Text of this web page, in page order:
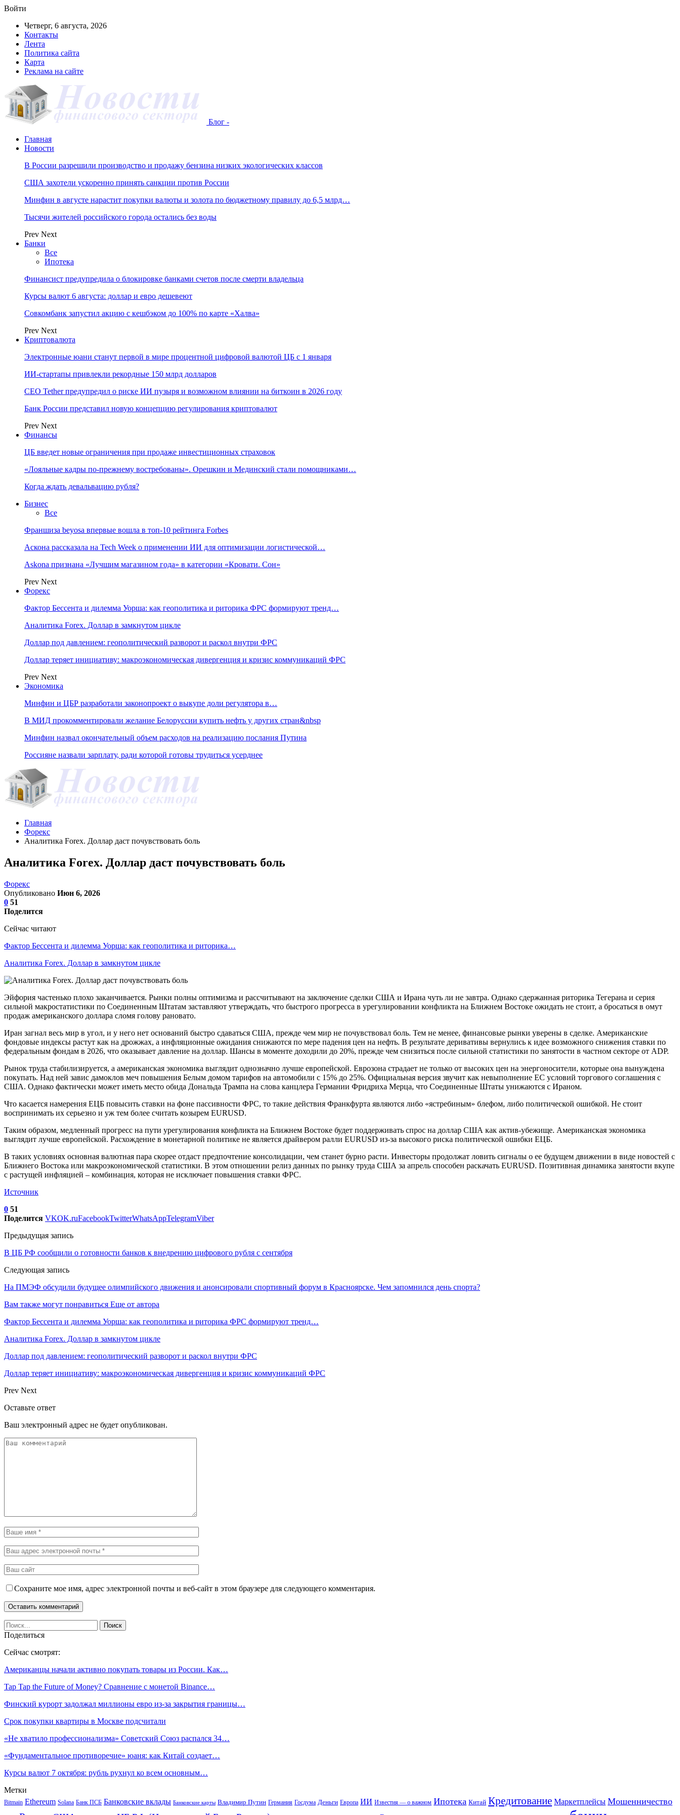
Войти
Четверг, 6 августа, 2026
Контакты
Лента
Политика сайта
Карта
Реклама на сайте
Блог -
Главная
Новости
В России разрешили производство и продажу бензина низких экологических классов
США захотели ускоренно принять санкции против России
Минфин в августе нарастит покупки валюты и золота по бюджетному правилу до 6,5 млрд…
Тысячи жителей российского города остались без воды
Prev Next
Банки
Все
Ипотека
Финансист предупредила о блокировке банками счетов после смерти владельца
Курсы валют 6 августа: доллар и евро дешевеют
Совкомбанк запустил акцию с кешбэком до 100% по карте «Халва»
Prev Next
Криптовалюта
Электронные юани станут первой в мире процентной цифровой валютой ЦБ с 1 января
ИИ-стартапы привлекли рекордные 150 млрд долларов
CEO Tether предупредил о риске ИИ пузыря и возможном влиянии на биткоин в 2026 году
Банк России представил новую концепцию регулирования криптовалют
Prev Next
Финансы
ЦБ введет новые ограничения при продаже инвестиционных страховок
«Лояльные кадры по-прежнему востребованы». Орешкин и Мединский стали помощниками…
Когда ждать девальвацию рубля?
Бизнес
Все
Франшиза beyosa впервые вошла в топ-10 рейтинга Forbes
Аскона рассказала на Tech Week о применении ИИ для оптимизации логистической…
Askona признана «Лучшим магазином года» в категории «Кровати. Сон»
Prev Next
Форекс
Фактор Бессента и дилемма Уорша: как геополитика и риторика ФРС формируют тренд…
Аналитика Forex. Доллар в замкнутом цикле
Доллар под давлением: геополитический разворот и раскол внутри ФРС
Доллар теряет инициативу: макроэкономическая дивергенция и кризис коммуникаций ФРС
Prev Next
Экономика
Минфин и ЦБР разработали законопроект о выкупе доли регулятора в…
В МИД прокомментировали желание Белоруссии купить нефть у других стран&nbsp
Минфин назвал окончательный объем расходов на реализацию послания Путина
Россияне назвали зарплату, ради которой готовы трудиться усерднее
Главная
Форекс
Аналитика Forex. Доллар даст почувствовать боль
Аналитика Forex. Доллар даст почувствовать боль
Форекс
Опубликовано Июн 6, 2026
0 51
Поделится
Сейчас читают
Фактор Бессента и дилемма Уорша: как геополитика и риторика…
Аналитика Forex. Доллар в замкнутом цикле
Эйфория частенько плохо заканчивается. Рынки полны оптимизма и рассчитывают на заключение сделки США и Ирана чуть ли не завтра. Однако сдержанная риторика Тегерана и серия
сильной макростатистики по Соединенным Штатам заставляют утверждать, что быстрого прогресса в урегулировании конфликта на Ближнем Востоке ожидать не стоит, а бросаться в омут
продаж американского доллара сломя голову рановато.
Иран загнал весь мир в угол, и у него нет оснований быстро сдаваться США, прежде чем мир не почувствовал боль. Тем не менее, финансовые рынки уверены в сделке. Американские
фондовые индексы растут как на дрожжах, а инфляционные ожидания снижаются по мере падения цен на нефть. В результате деривативы вернулись к идее возможного снижения ставки по
федеральным фондам в 2026, что оказывает давление на доллар. Шансы в моменте доходили до 20%, прежде чем снизиться после сильной статистики по занятости в частном секторе от ADP.
Рынок труда стабилизируется, а американская экономика выглядит однозначно лучше европейской. Еврозона страдает не только от высоких цен на энергоносители, которые она вынуждена
покупать. Над ней завис дамоклов меч повышения Белым домом тарифов на автомобили с 15% до 25%. Официальная версия звучит как невыполнение ЕС условий торгового соглашения с
США. Однако фактически может иметь место обида Дональда Трампа на слова канцлера Германии Фридриха Мерца, что Соединенные Штаты унижаются с Ираном.
Что касается намерения ЕЦБ повысить ставки на фоне пассивности ФРС, то такие действия Франкфурта являются либо «ястребиным» блефом, либо политической ошибкой. Не стоит
воспринимать их серьезно и уж тем более считать козырем EURUSD.
Таким образом, медленный прогресс на пути урегулирования конфликта на Ближнем Востоке будет поддерживать спрос на доллар США как актив-убежище. Американская экономика
выглядит лучше европейской. Расхождение в монетарной политике не является драйвером ралли EURUSD из-за высокого риска политической ошибки ЕЦБ.
В таких условиях основная валютная пара скорее отдаст предпочтение консолидации, чем станет бурно расти. Инвесторы продолжат ловить сигналы о ее будущем движении в виде новостей с
Ближнего Востока или макроэкономической статистики. В этом отношении релиз данных по рынку труда США за апрель способен раскачать EURUSD. Позитивная динамика занятости вкупе
с растущей инфляцией – комбинация, которая не исключает повышения ставки ФРС.
Источник
0 51
Поделится VKOK.ruFacebookTwitterWhatsAppTelegramViber
Предыдущая запись
В ЦБ РФ сообщили о готовности банков к внедрению цифрового рубля с сентября
Следующая запись
На ПМЭФ обсудили будущее олимпийского движения и анонсировали спортивный форум в Красноярске. Чем запомнился день спорта?
Вам также могут понравиться Еще от автора
Фактор Бессента и дилемма Уорша: как геополитика и риторика ФРС формируют тренд…
Аналитика Forex. Доллар в замкнутом цикле
Доллар под давлением: геополитический разворот и раскол внутри ФРС
Доллар теряет инициативу: макроэкономическая дивергенция и кризис коммуникаций ФРС
Prev Next
Оставьте ответ
Ваш электронный адрес не будет опубликован.
Сохраните мое имя, адрес электронной почты и веб-сайт в этом браузере для следующего комментария.
Поделиться
Сейчас смотрят:
Американцы начали активно покупать товары из России. Как…
Tap Tap the Future of Money? Сравнение с монетой Binance…
Финский курорт задолжал миллионы евро из-за закрытия границы…
Срок покупки квартиры в Москве подсчитали
«Не хватило профессионализма» Советский Союз распался 34…
«Фундаментальное противоречие» юаня: как Китай создает…
Курсы валют 7 октября: рубль рухнул ко всем основным…
Метки
Bitmain Ethereum Solana Банк ПСБ Банковские вклады Банковские карты Владимир Путин Германия Госдума Деньги Европа ИИ Известия — о важном Ипотека Китай Кредитование Маркетплейсы Мошенничество